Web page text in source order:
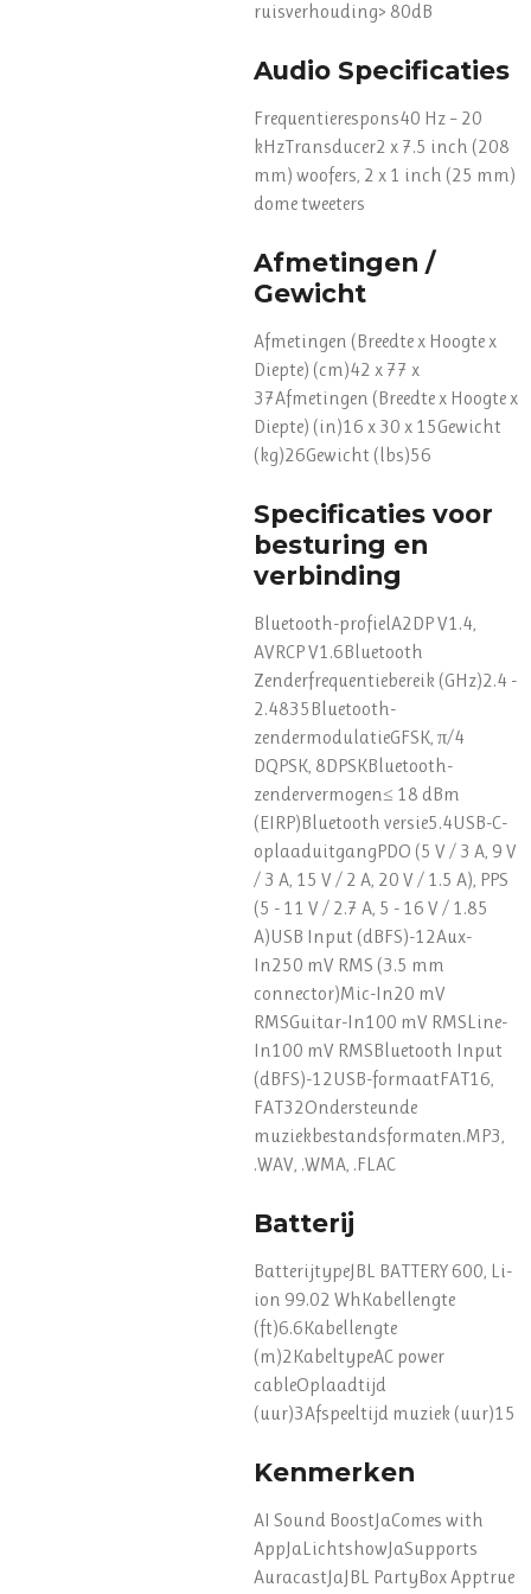
ruisverhouding> 80dB
Audio Specificaties
Frequentierespons40 Hz – 20
kHzTransducer2 x 7.5 inch (208
mm) woofers, 2 x 1 inch (25 mm)
dome tweeters
Afmetingen /
Gewicht
Afmetingen (Breedte x Hoogte x
Diepte) (cm)42 x 77 x
37Afmetingen (Breedte x Hoogte x
Diepte) (in)16 x 30 x 15Gewicht
(kg)26Gewicht (lbs)56
Specificaties voor
besturing en
verbinding
Bluetooth-profielA2DP V1.4,
AVRCP V1.6Bluetooth
Zenderfrequentiebereik (GHz)2.4 -
2.4835Bluetooth-
zendermodulatieGFSK, π/4
DQPSK, 8DPSKBluetooth-
zendervermogen≤ 18 dBm
(EIRP)Bluetooth versie5.4USB-C-
oplaaduitgangPDO (5 V / 3 A, 9 V
/ 3 A, 15 V / 2 A, 20 V / 1.5 A), PPS
(5 - 11 V / 2.7 A, 5 - 16 V / 1.85
A)USB Input (dBFS)-12Aux-
In250 mV RMS (3.5 mm
connector)Mic-In20 mV
RMSGuitar-In100 mV RMSLine-
In100 mV RMSBluetooth Input
(dBFS)-12USB-formaatFAT16,
FAT32Ondersteunde
muziekbestandsformaten.MP3,
.WAV, .WMA, .FLAC
Batterij
BatterijtypeJBL BATTERY 600, Li-
ion 99.02 WhKabellengte
(ft)6.6Kabellengte
(m)2KabeltypeAC power
cableOplaadtijd
(uur)3Afspeeltijd muziek (uur)15
Kenmerken
AI Sound BoostJaComes with
AppJaLichtshowJaSupports
AuracastJaJBL PartyBox Apptrue